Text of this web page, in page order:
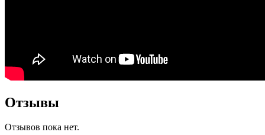
Отзывы
Отзывов пока нет.